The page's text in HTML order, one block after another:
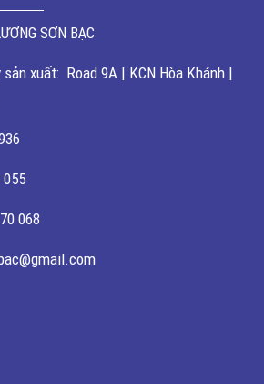
SƠN BẠC
sản xuất: Road 9A | KCN Hòa Khánh |
068